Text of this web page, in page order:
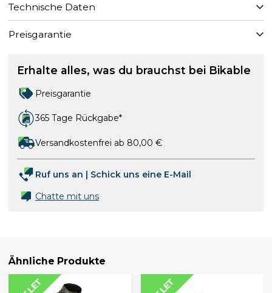
Technische Daten
Preisgarantie
Erhalte alles, was du brauchst bei Bikable
Preisgarantie
365 Tage Rückgabe*
Versandkostenfrei ab 80,00 €
Ruf uns an | Schick uns eine E-Mail
Chatte mit uns
Ähnliche Produkte